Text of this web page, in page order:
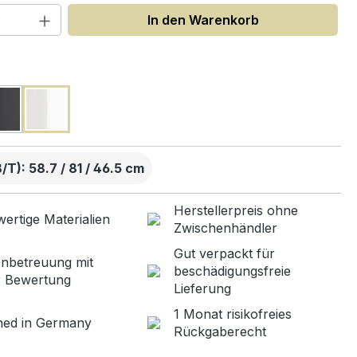
Anzahl: Gib den gewünschten Wert
In den Warenkorb
T): 58.7 / 81 / 46.5 cm
Materialien
Herstellerpreis ohne
Zwischenhändler
mit
Bewertung
Gut verpackt für
beschädigungsfreie
Lieferung
in Germany
1 Monat risikofreies
Rückgaberecht